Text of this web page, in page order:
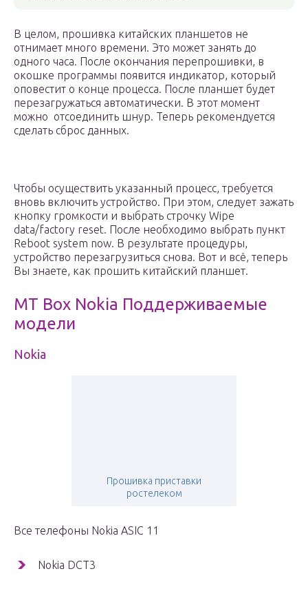
В целом, прошивка китайских планшетов не
отнимает много времени. Это может занять до
одного часа. После окончания перепрошивки, в
окошке программы появится индикатор, который
оповестит о конце процесса. После планшет будет
перезагружаться автоматически. В этот момент
можно отсоединить шнур. Теперь рекомендуется
сделать сброс данных.
Чтобы осуществить указанный процесс, требуется
вновь включить устройство. При этом, следует зажать
кнопку громкости и выбрать строчку Wipe
data/factory reset. После необходимо выбрать пункт
Reboot system now. В результате процедуры,
устройство перезагрузиться снова. Вот и всё, теперь
Вы знаете, как прошить китайский планшет.
MT Box Nokia Поддерживаемые
модели
Nokia
Прошивка приставки
ростелеком
Все телефоны Nokia ASIC 11
Nokia DCT3